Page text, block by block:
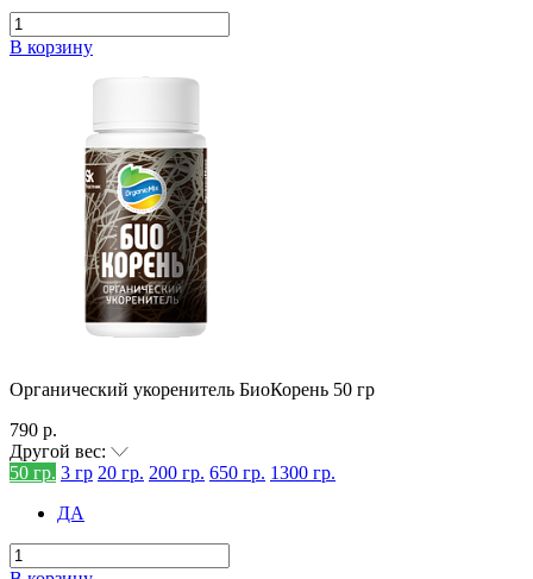
В корзину
Органический укоренитель БиоКорень 50 гр
790 р.
Другой вес:
50 гр. 3 гр 20 гр. 200 гр. 650 гр. 1300 гр.
ДА